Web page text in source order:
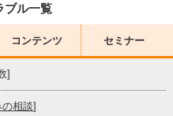
ブル一覧
コンテンツ セミナー
]
相談]